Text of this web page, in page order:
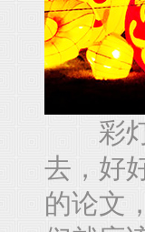
彩灯
去，好
的论文